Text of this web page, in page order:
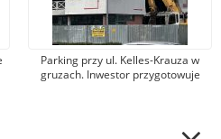
Parking przy ul. Kelles-Krauza w
gruzach. Inwestor przygotowuje